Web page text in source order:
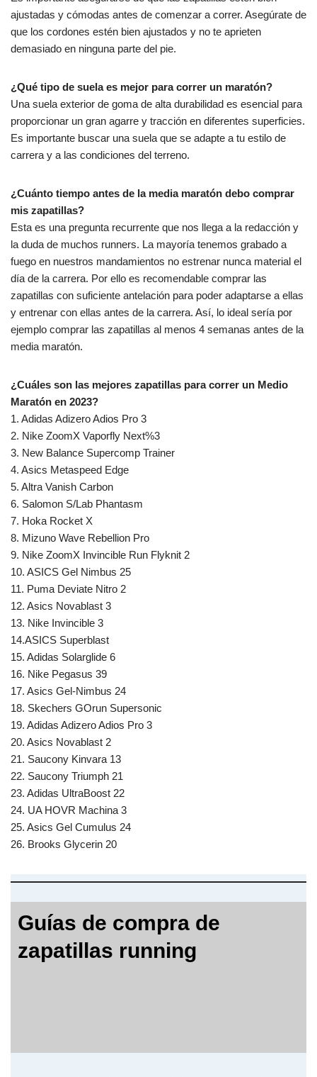
ajustadas y cómodas antes de comenzar a correr. Asegúrate de
que los cordones estén bien ajustados y no te aprieten
demasiado en ninguna parte del pie.
¿Qué tipo de suela es mejor para correr un maratón?
Una suela exterior de goma de alta durabilidad es esencial para
proporcionar un gran agarre y tracción en diferentes superficies.
Es importante buscar una suela que se adapte a tu estilo de
carrera y a las condiciones del terreno.
¿Cuánto tiempo antes de la media maratón debo comprar
mis zapatillas?
Esta es una pregunta recurrente que nos llega a la redacción y
la duda de muchos runners. La mayoría tenemos grabado a
fuego en nuestros mandamientos no estrenar nunca material el
día de la carrera. Por ello es recomendable comprar las
zapatillas con suficiente antelación para poder adaptarse a ellas
y entrenar con ellas antes de la carrera. Así, lo ideal sería por
ejemplo comprar las zapatillas al menos 4 semanas antes de la
media maratón.
¿Cuáles son las mejores zapatillas para correr un Medio
Maratón en 2023?
1. Adidas Adizero Adios Pro 3
2. Nike ZoomX Vaporfly Next%3
3. New Balance Supercomp Trainer
4. Asics Metaspeed Edge
5. Altra Vanish Carbon
6. Salomon S/Lab Phantasm
7. Hoka Rocket X
8. Mizuno Wave Rebellion Pro
9. Nike ZoomX Invincible Run Flyknit 2
10. ASICS Gel Nimbus 25
11. Puma Deviate Nitro 2
12. Asics Novablast 3
13. Nike Invincible 3
14.ASICS Superblast
15. Adidas Solarglide 6
16. Nike Pegasus 39
17. Asics Gel-Nimbus 24
18. Skechers GOrun Supersonic
19. Adidas Adizero Adios Pro 3
20. Asics Novablast 2
21. Saucony Kinvara 13
22. Saucony Triumph 21
23. Adidas UltraBoost 22
24. UA HOVR Machina 3
25. Asics Gel Cumulus 24
26. Brooks Glycerin 20
Guías de compra de
zapatillas running